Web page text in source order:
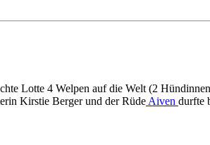
Lotte 4 Welpen auf die Welt (2
Kirstie Berger und der Rüde Aiven durfte